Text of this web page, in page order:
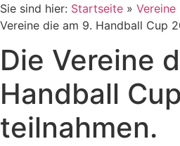
Sie sind hier: Startseite » Vereine
Vereine die am 9. Handball Cup
Die Vereine
Handball
teilnahmen.